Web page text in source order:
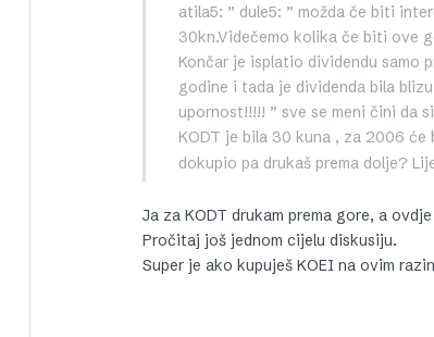
atila5: ” dule5: ” možda če biti
30kn.Videčemo kolika če biti ove
Končar je isplatio dividendu samo
godine i tada je dividenda bila
upornost!!!!! ” sve se meni čini da
KODT je bila 30 kuna , za 2006 će
dokupio pa drukaš prema dolje?
Ja za KODT drukam prema gore, a
Pročitaj još jednom cijelu diskusiju.
Super je ako kupuješ KOEI na ovim